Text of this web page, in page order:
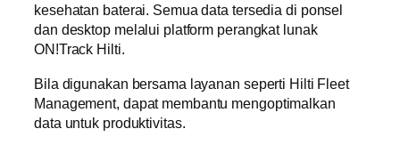
kesehatan baterai. Semua data tersedia di ponsel
dan desktop melalui platform perangkat lunak
ON!Track Hilti.
Bila digunakan bersama layanan seperti Hilti Fleet
Management, dapat membantu mengoptimalkan
data untuk produktivitas.